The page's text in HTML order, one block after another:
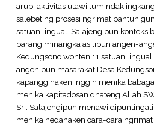
arupi aktivitas utawi tumindak
salebeting prosesi ngrimat pantun
satuan lingual. Salajengipun konteks
barang minangka asilipun angen-
Kedungsono wonten 11 satuan
angenipun masarakat Desa
kapanggihaken inggih menika
menika kapitadosan dhateng Allah
Sri. Salajengipun menawi
menika nedahaken cara-cara ngrimat